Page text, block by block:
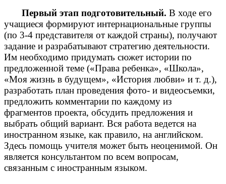
Первый этап подготовительный. В ходе его
учащиеся формируют интернациональные группы
(по 3-4 представителя от каждой страны), получают
задание и разрабатывают стратегию деятельности.
Им необходимо придумать сюжет истории по
предложенной теме («Права ребенка», «Школа»,
«Моя жизнь в будущем», «История любви» и т. д.),
разработать план проведения фото- и видеосъемки,
предложить комментарии по каждому из
фрагментов проекта, обсудить предложения и
выбрать общий вариант. Вся работа ведется на
иностранном языке, как правило, на английском.
Здесь помощь учителя может быть неоценимой. Он
является консультантом по всем вопросам,
связанным с иностранным языком.